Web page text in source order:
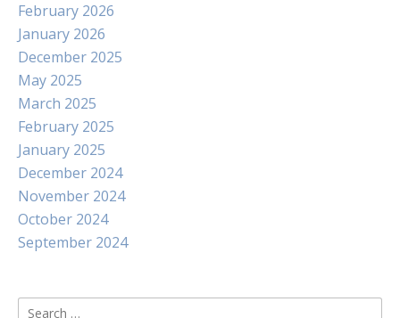
February 2026
January 2026
December 2025
May 2025
March 2025
February 2025
January 2025
December 2024
November 2024
October 2024
September 2024
Search